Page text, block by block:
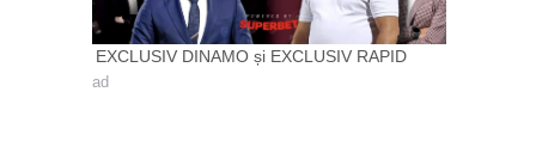
EXCLUSIV DINAMO și EXCLUSIV RAPID
ad